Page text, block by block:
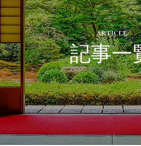
ARTICLE
記事一